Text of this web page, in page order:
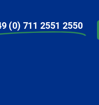
(0) 711 2551 2550